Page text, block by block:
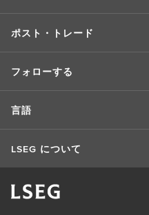
ポスト・トレード
フォローする
言語
LSEG について